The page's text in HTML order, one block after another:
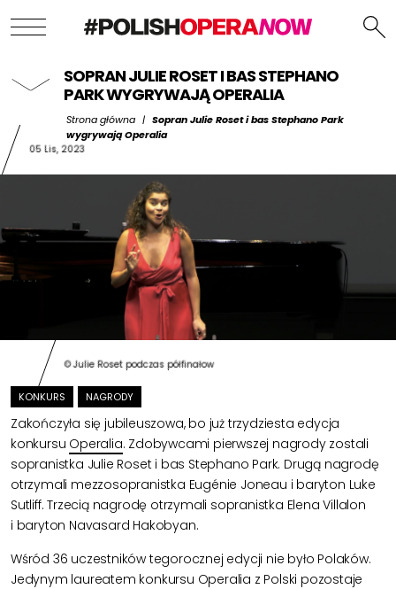
SOPRAN JULIE ROSET I BAS STEPHANO
PARK WYGRYWAJĄ OPERALIA
Strona główna | Sopran Julie Roset i bas Stephano Park
wygrywają Operalia
05 Lis, 2023
© Julie Roset podczas półfinałow
KONKURS NAGRODY
Zakończyła się jubileuszowa, bo już trzydziesta edycja
konkursu Operalia. Zdobywcami pierwszej nagrody zostali
sopranistka Julie Roset i bas Stephano Park. Drugą nagrodę
otrzymali mezzosopranistka Eugénie Joneau i baryton Luke
Sutliff. Trzecią nagrodę otrzymali sopranistka Elena Villalon
i baryton Navasard Hakobyan.
Wśród 36 uczestników tegorocznej edycji nie było Polaków.
Jedynym laureatem konkursu Operalia z Polski pozostaje